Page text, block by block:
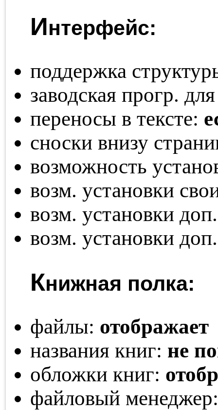
Интерфейс:
поддержка
заводская прогр.
переносы в тексте:
сноски внизу
возможность
возм. установки
возм. установки
возм. установки
Книжная полка:
файлы: отображает
названия книг: не
обложки книг:
файловый